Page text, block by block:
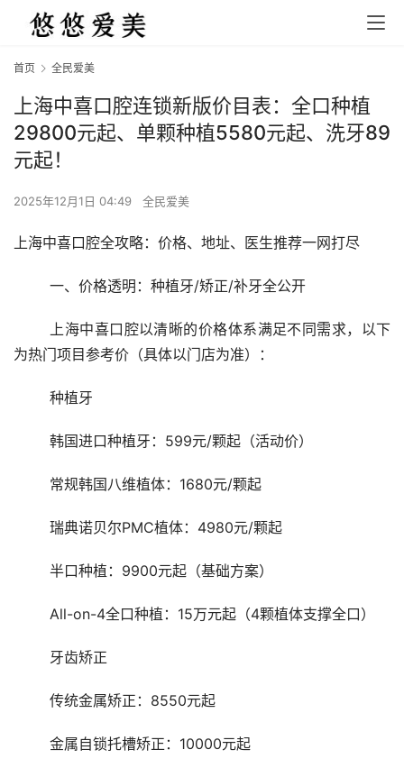
首页 全民爱美
上海中喜口腔连锁新版价目表：全口种植
29800元起、单颗种植5580元起、洗牙89
元起！
2025年12月1日 04:49 全民爱美
上海中喜口腔全攻略：价格、地址、医生推荐一网打尽
	一、价格透明：种植牙/矫正/补牙全公开
为热门项目参考价（具体以门店为准）：
	种植牙
	韩国进口种植牙：599元/颗起（活动价）
	常规韩国八维植体：1680元/颗起
	瑞典诺贝尔PMC植体：4980元/颗起
	半口种植：9900元起（基础方案）
	All-on-4全口种植：15万元起（4颗植体支撑全口）
	牙齿矫正
	传统金属矫正：8550元起
	金属自锁托槽矫正：10000元起